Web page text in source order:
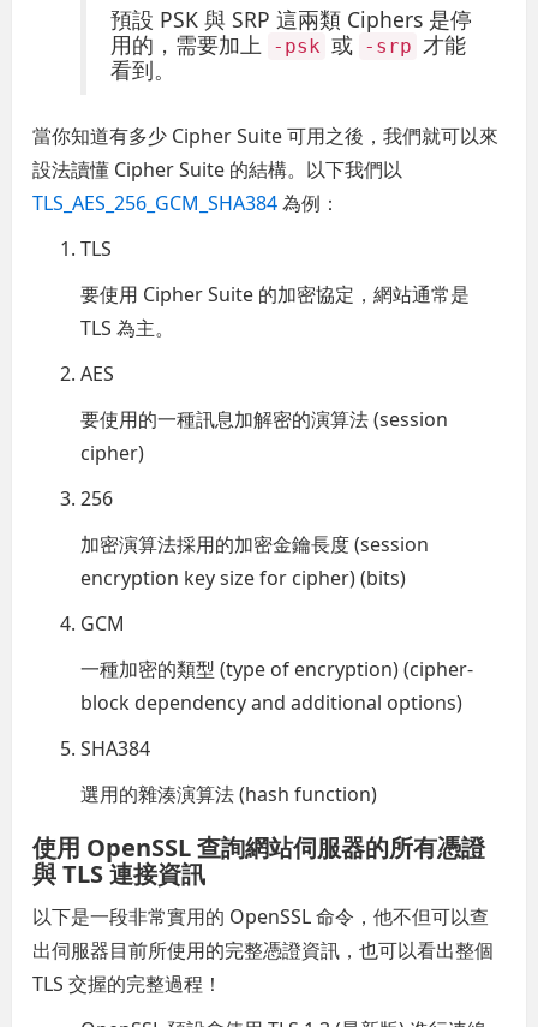
預設 PSK 與 SRP 這兩類 Ciphers 是停
用的，需要加上
-psk 或 -srp 才能
看到。
當你知道有多少 Cipher Suite 可用之後，我們就可以來
設法讀懂 Cipher Suite 的結構。以下我們以
TLS_AES_256_GCM_SHA384為例：
TLS
要使用 Cipher Suite 的加密協定，網站通常是
TLS 為主。
AES
要使用的一種訊息加解密的演算法 (session
cipher)
256
加密演算法採用的加密金鑰長度 (session
encryption key size for cipher) (bits)
GCM
一種加密的類型 (type of encryption) (cipher-
block dependency and additional options)
SHA384
選用的雜湊演算法 (hash function)
使用 OpenSSL 查詢網站伺服器的所有憑證
與 TLS 連接資訊
以下是一段非常實用的 OpenSSL 命令，他不但可以查
出伺服器目前所使用的完整憑證資訊，也可以看出整個
TLS 交握的完整過程！